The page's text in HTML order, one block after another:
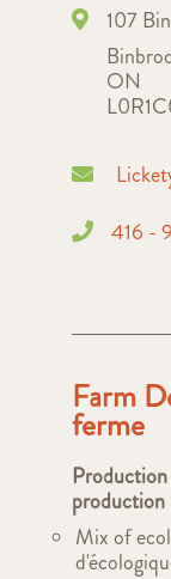
107
ON
416 -
Farm
ferme
production
Mix of